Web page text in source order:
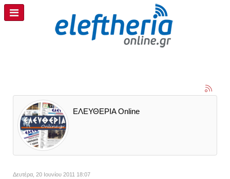
ΕΛΕΥΘΕΡΙΑ Online
Δευτέρα, 20 Ιουνίου 2011 18:07